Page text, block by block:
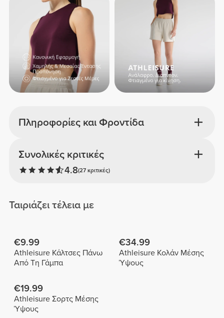
Πληροφορίες και Φροντίδα
Συνολικές κριτικές
4.8(27 κριτικές)
Ταιριάζει τέλεια με
€9.99
Athleisure Κάλτσες Πάνω
Από Τη Γάμπα
€34.99
Athleisure Κολάν Μέσης
Ύψους
€19.99
Athleisure Σορτς Μέσης
Ύψους